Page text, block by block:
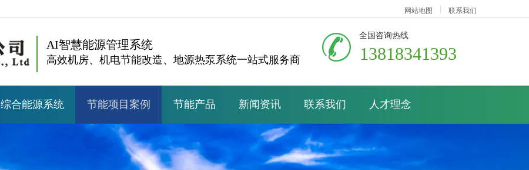
AI智慧能源管理系统
高效机房、机电节能改造、地源热泵系统一站式服务商 13818341393
全国咨询热线
网站地图 联系我们
综合能源系统 节能项目案例 节能产品 新闻资讯 联系我们 人才理念